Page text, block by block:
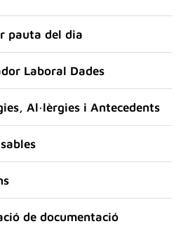
pauta del dia
Laboral Dades
Al·lèrgies i Antecedents
de documentació